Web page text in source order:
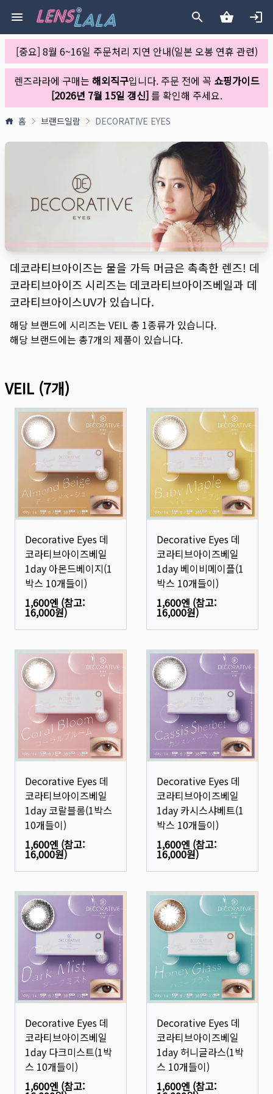
[중요] 8월 6~16일 주문처리 지연 안내(일본 오봉 연휴 관련)
렌즈라라에 구매는 해외직구입니다. 주문 전에 꼭 쇼핑가이드
[2026년 7월 15일 갱신]를 확인해 주세요.
홈 브랜드일람 DECORATIVE EYES
데코라티브아이즈는 물을 가득 머금은 촉촉한 렌즈! 데
코라티브아이즈 시리즈는 데코라티브아이즈베일과 데
코라티브아이스UV가 있습니다.
해당 브랜드에 시리즈는 VEIL 총 1종류가 있습니다.
해당 브랜드에는 총7개의 제품이 있습니다.
VEIL (7개)
Decorative Eyes 데
코라티브아이즈베일
1day 아몬드베이지(1
박스 10개들이)
1,600엔 (참고:
16,000원)
Decorative Eyes 데
코라티브아이즈베일
1day 베이비메이플(1
박스 10개들이)
1,600엔 (참고:
16,000원)
Decorative Eyes 데
코라티브아이즈베일
1day 코랄블롬(1박스
10개들이)
1,600엔 (참고:
16,000원)
Decorative Eyes 데
코라티브아이즈베일
1day 카시스샤베트(1
박스 10개들이)
1,600엔 (참고:
16,000원)
Decorative Eyes 데
코라티브아이즈베일
1day 다크미스트(1박
스 10개들이)
1,600엔 (참고:
Decorative Eyes 데
코라티브아이즈베일
1day 허니글라스(1박
스 10개들이)
1,600엔 (참고: